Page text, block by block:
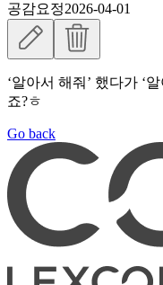
공감요정2026-04-01
‘알아서 해줘’ 했다가 ‘
죠?ㅎ
Go back